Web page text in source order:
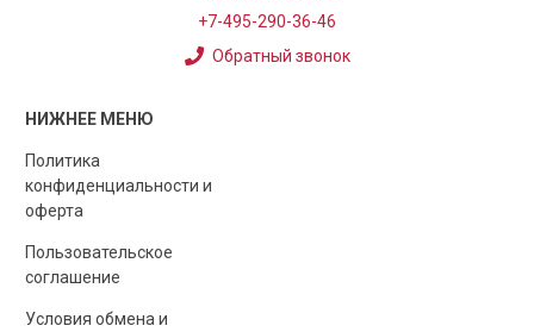
+7-495-290-36-46
Обратный звонок
НИЖНЕЕ МЕНЮ
Политика
конфиденциальности и
оферта
Пользовательское
соглашение
Условия обмена и